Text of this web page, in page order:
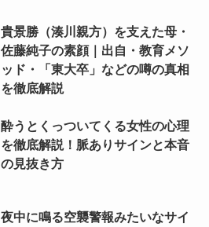
貴景勝（湊川親方）を支えた母・
佐藤純子の素顔｜出自・教育メソ
ッド・「東大卒」などの噂の真相
を徹底解説
酔うとくっついてくる女性の心理
を徹底解説！脈ありサインと本音
の見抜き方
夜中に鳴る空襲警報みたいなサイ